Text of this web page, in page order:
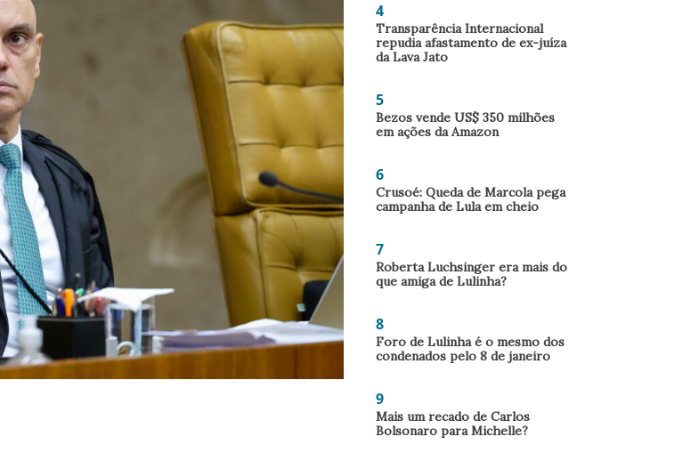
4
Transparência Internacional
repudia afastamento de ex-juíza
da Lava Jato
5
Bezos vende US$ 350 milhões
em ações da Amazon
6
Crusoé: Queda de Marcola pega
campanha de Lula em cheio
7
Roberta Luchsinger era mais do
que amiga de Lulinha?
8
Foro de Lulinha é o mesmo dos
condenados pelo 8 de janeiro
9
Mais um recado de Carlos
Bolsonaro para Michelle?